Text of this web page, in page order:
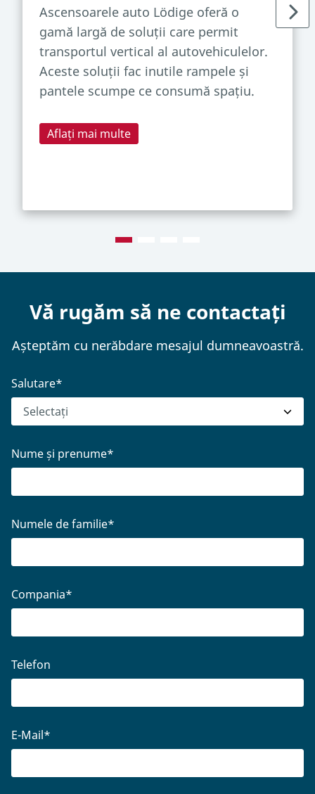
Ascensoarele auto Lödige oferă o
gamă largă de soluții care permit
transportul vertical al autovehiculelor.
Aceste soluții fac inutile rampele și
pantele scumpe ce consumă spațiu.
Aflați mai multe
Vă rugăm să ne contactați
Așteptăm cu nerăbdare mesajul dumneavoastră.
Salutare*
Nume și prenume*
Numele de familie*
Compania*
Telefon
E-Mail*